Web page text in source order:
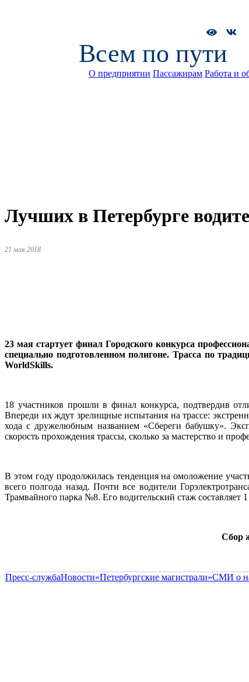
Всем по пути
О предприятии Пассажирам Работа и
Лучших в Петербурге
21 мая 2018
23 мая стартует финал Городского конкурса
специально подготовленном полигоне. Трасса по
WorldSkills.
18 участников прошли в финал конкурса, подтвердив
Впереди их ждут зрелищные испытания на трассе:
хода с дружелюбным названием «Сбереги бабушку».
скорость прохождения трассы, сколько за мастерство и
В этом году продолжилась тенденция на омоложение
всего полгода назад. Почти все водители
Трамвайного парка №8. Его водительский стаж составляет 1
Сбор
Пресс-службаНовости«Петербургские магистрали»СМИ о